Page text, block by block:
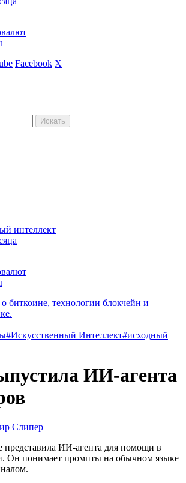
Facebook X
интеллект
биткоине, технологии блокчейн и
#Искусственный Интеллект#исходный
ИИ-агента
Слипер
представила ИИ-агента для помощи в
Он понимает промпты на обычном языке